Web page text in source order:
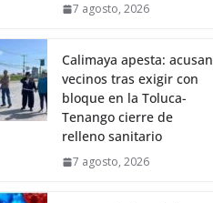
7 agosto, 2026
Calimaya apesta: acusan
vecinos tras exigir con
bloque en la Toluca-
Tenango cierre de
relleno sanitario
7 agosto, 2026